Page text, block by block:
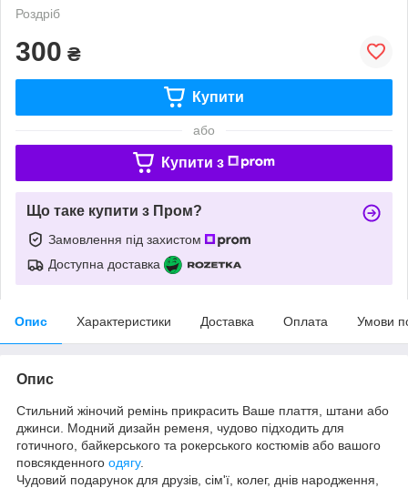
Роздріб
300 ₴
Купити
або
Купити з
Що таке купити з Пром?
Замовлення під захистом
Доступна доставка
Опис Характеристики Доставка Оплата Умови
Опис
Стильний жіночий ремінь прикрасить Ваше плаття, штани або
джинси. Модний дизайн ременя, чудово підходить для
готичного, байкерського та рокерського костюмів або вашого
повсякденного одягу.
Чудовий подарунок для друзів, сім'ї, колег, днів народження,